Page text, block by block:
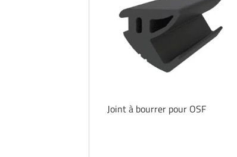
Joint à bourrer pour OSF